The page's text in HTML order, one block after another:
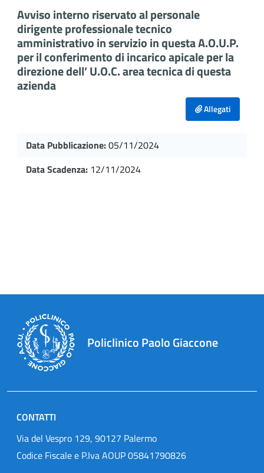
Avviso interno riservato al personale
dirigente professionale tecnico
amministrativo in servizio in questa A.O.U.P.
per il conferimento di incarico apicale per la
direzione dell’ U.O.C. area tecnica di questa
azienda
Allegati
Data Pubblicazione:05/11/2024
Data Scadenza: 12/11/2024
Policlinico Paolo Giaccone
CONTATTI
Via del Vespro 129, 90127 Palermo
Codice Fiscale e P.Iva AOUP 05841790826